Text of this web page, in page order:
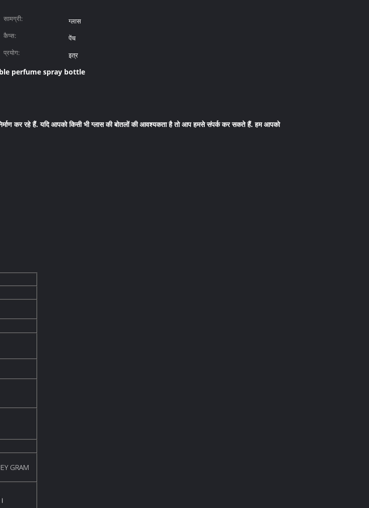
सामग्री:
ग्लास
कैप्स:
पेंच
प्रयोग:
इत्र
perfume spray bottle
कर रहे हैं. यदि आपको किसी भी ग्लास की बोतलों की आवश्यकता है तो आप हमसे संपर्क कर सकते हैं. हम आपको
GRAM